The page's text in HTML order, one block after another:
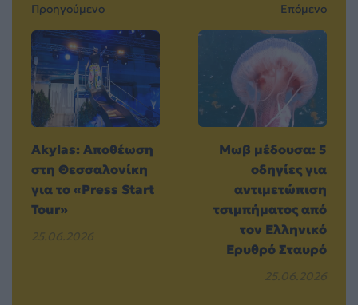
Προηγούμενο
Akylas: Αποθέωση
στη Θεσσαλονίκη
για το «Press Start
Tour»
25.06.2026
Επόμενο
Μωβ μέδουσα: 5
οδηγίες για
αντιμετώπιση
τσιμπήματος από
τον Ελληνικό
Ερυθρό Σταυρό
25.06.2026